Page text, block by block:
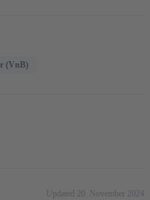
(VnB)
Updated 20. November 2024